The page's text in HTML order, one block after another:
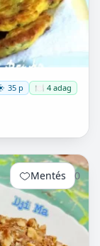
35 p 🍽️ 4 adag
Mentés 0